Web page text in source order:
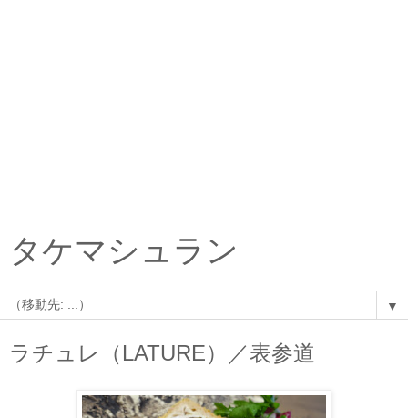
タケマシュラン
▼
ラチュレ（LATURE）／表参道